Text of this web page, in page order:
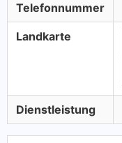
Telefonnummer
Landkarte
Dienstleistung